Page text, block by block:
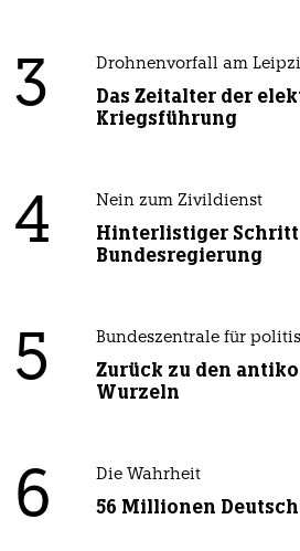
3 Drohnenvorfall am
Das Zeitalter der
Kriegsführung
4 Nein zum Zivildienst
Hinterlistiger
Bundesregierung
5 Bundeszentrale für
Zurück zu den
Wurzeln
6 Die Wahrheit
56 Millionen